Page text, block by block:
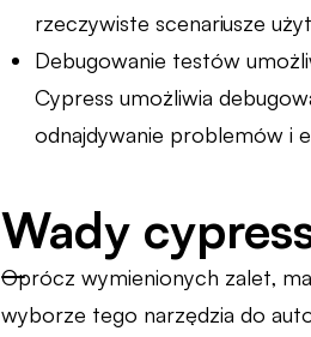
rzeczywiste scenariusze
Debugowanie testów
Cypress umożliwia
odnajdywanie problemów i
Wady
Oprócz wymienionych zalet,
wyborze tego narzędzia do